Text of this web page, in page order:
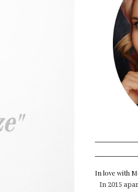
In love with
In 2015